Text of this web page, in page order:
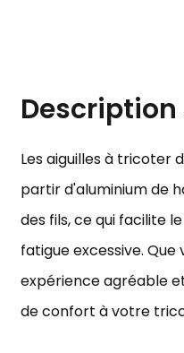
Description
Les aiguilles à tricoter
partir d'aluminium de
des fils, ce qui facilite
fatigue excessive.
expérience agréable
de confort à votre